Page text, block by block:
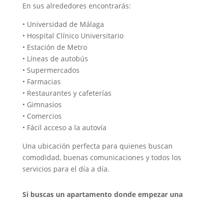
En sus alrededores encontrarás:
• Universidad de Málaga
• Hospital Clínico Universitario
• Estación de Metro
• Líneas de autobús
• Supermercados
• Farmacias
• Restaurantes y cafeterías
• Gimnasios
• Comercios
• Fácil acceso a la autovía
Una ubicación perfecta para quienes buscan
comodidad, buenas comunicaciones y todos los
servicios para el día a día.
Si buscas un apartamento donde empezar una